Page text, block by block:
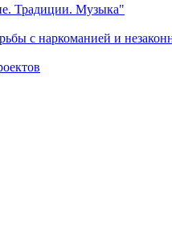
Традиции. Музыка"
с наркоманией и